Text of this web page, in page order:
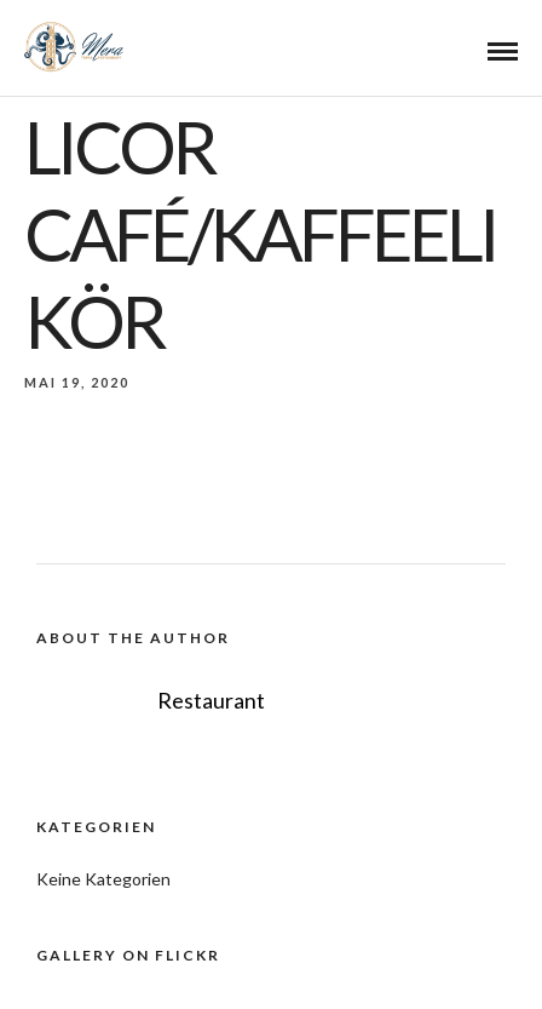
LICOR
CAFÉ/KAFFEELI
KÖR
MAI 19, 2020
ABOUT THE AUTHOR
Restaurant
KATEGORIEN
Keine Kategorien
GALLERY ON FLICKR